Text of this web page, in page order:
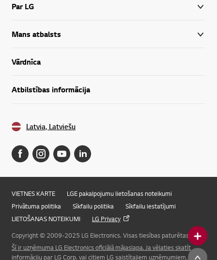
Online Chat
Par LG
Mans atbalsts
Vārdnīca
Atbilstības informācija
Latvia, Latviešu
VIETNES KARTE
LGE pakalpojumu lietošanas noteikumi
Privātuma politika
Sīkfailu politika
Sīkfailu iestatījumi
LIETOŠANAS NOTEIKUMI
LG Privacy
Copyright © 2009-2025 LG Electronics. Visas tiesības paturētas.
Šī ir uzņēmuma LG Electronics oficiālā mājaslapa. Ja vēlaties skatīt
informāciju par LG Corp. vai citiem LG saistītajiem uzņēmumiem, lūdzu,